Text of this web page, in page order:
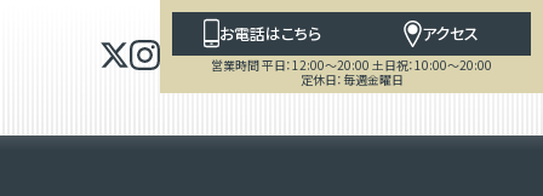
お電話はこちら アクセス
営業時間 平日：12:00～20:00 土日祝：10:00～20:00
定休日：毎週金曜日